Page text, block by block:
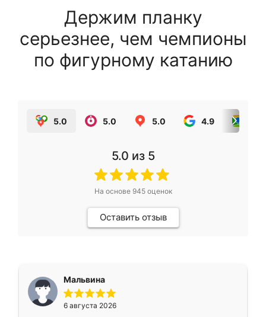
Держим планку
серьезнее, чем чемпионы
по фигурному катанию
5.0 5.0 5.0 4.9
5.0 из 5
На основе 945оценок
Оставить отзыв
Мальвина
6 августа 2026